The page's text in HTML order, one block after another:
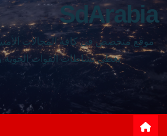
SdArabia
موقع متخصص في كافة المجالات
يغطي نشاطات القوات الجوية